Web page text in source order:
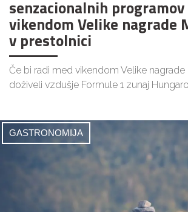
senzacionalnih
vikendom Velike nagrade
v prestolnici
Če bi radi med vikendom Velike nagrade
doživeli vzdušje Formule 1 zunaj
GASTRONOMIJA